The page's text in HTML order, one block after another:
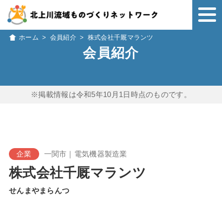
ホーム > 会員紹介 > 株式会社千厩マランツ
会員紹介
※掲載情報は令和5年10月1日時点のものです。
企業 一関市｜電気機器製造業
株式会社千厩マランツ
せんまやまらんつ